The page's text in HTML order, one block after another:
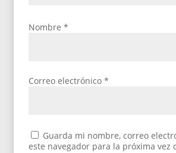
Nombre*
Correo electrónico*
Guarda mi nombre, correo
este navegador para la próxima vez